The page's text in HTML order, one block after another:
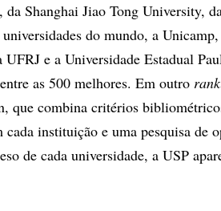
Shanghai Jiao Tong University,
do mundo, a
e a Universidade Estadual
as 500 melhores. Em outro
que combina critérios
cada instituição e uma pesquisa de
de cada universidade, a USP